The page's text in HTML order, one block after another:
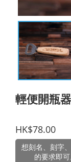
輕便開瓶
HK$78.00
想刻名、刻字
的要求即